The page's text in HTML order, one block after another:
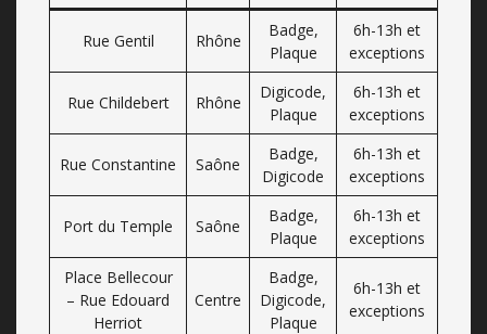
Rue Gentil Rhône
Badge,
Plaque
6h-13h et
exceptions
Rue Childebert Rhône
Digicode,
Plaque
6h-13h et
exceptions
Rue Constantine Saône
Badge,
Digicode
6h-13h et
exceptions
Port du Temple Saône
Badge,
Plaque
6h-13h et
exceptions
Place Bellecour
– Rue Edouard
Herriot
Centre
Badge,
Digicode,
Plaque
6h-13h et
exceptions